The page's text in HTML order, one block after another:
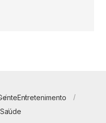
Entretenimento
Saúde